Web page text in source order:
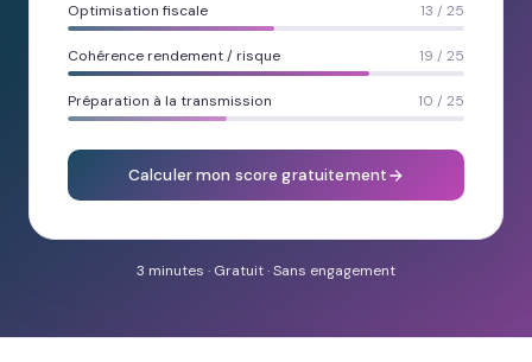
Optimisation fiscale 13 / 25
Cohérence rendement / risque 19 / 25
Préparation à la transmission 10 / 25
Calculer mon score gratuitement
3 minutes · Gratuit · Sans engagement